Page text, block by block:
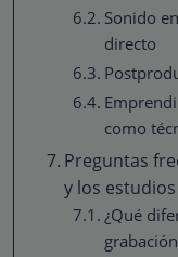
Sonido
directo
como
Preguntas
y los estudios
¿Qué